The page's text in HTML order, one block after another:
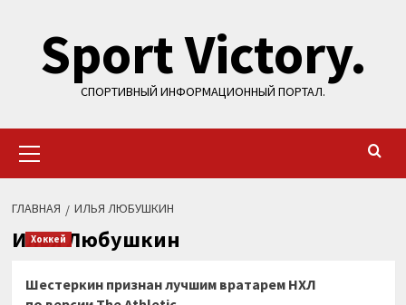
содержимому
Sport Victory.
СПОРТИВНЫЙ ИНФОРМАЦИОННЫЙ ПОРТАЛ.
меню
ГЛАВНАЯ ИЛЬЯ ЛЮБУШКИН
Илья Любушкин
Хоккей
Шестеркин признан лучшим вратарем НХЛ